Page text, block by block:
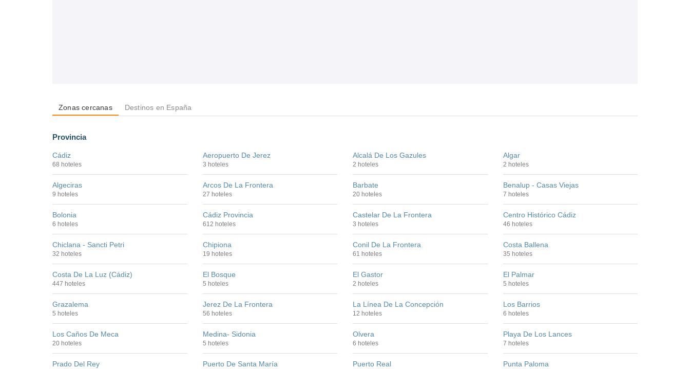
Zonas cercanas Destinos en España
Provincia
Cádiz
68 hoteles
Aeropuerto De Jerez
3 hoteles
Alcalá De Los Gazules
2 hoteles
Algar
2 hoteles
Algeciras
9 hoteles
Arcos De La Frontera
27 hoteles
Barbate
20 hoteles
Benalup - Casas Viejas
7 hoteles
Bolonia
6 hoteles
Cádiz Provincia
612 hoteles
Castelar De La Frontera
3 hoteles
Centro Histórico Cádiz
46 hoteles
Chiclana - Sancti Petri
32 hoteles
Chipiona
19 hoteles
Conil De La Frontera
61 hoteles
Costa Ballena
35 hoteles
Costa De La Luz (Cádiz)
447 hoteles
El Bosque
5 hoteles
El Gastor
2 hoteles
El Palmar
5 hoteles
Grazalema
5 hoteles
Jerez De La Frontera
56 hoteles
La Línea De La Concepción
12 hoteles
Los Barrios
6 hoteles
Los Caños De Meca
20 hoteles
Medina- Sidonia
5 hoteles
Olvera
6 hoteles
Playa De Los Lances
7 hoteles
Prado Del Rey Puerto De Santa María Puerto Real Punta Paloma